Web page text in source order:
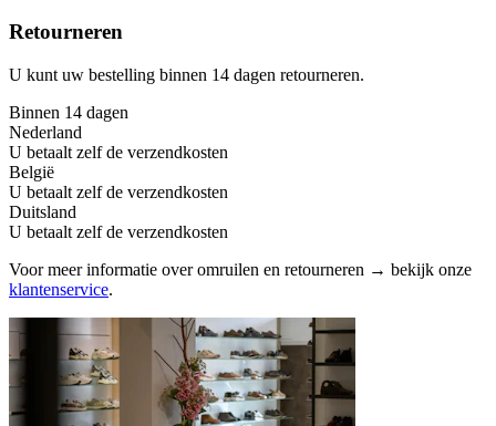
Retourneren
U kunt uw bestelling binnen 14 dagen retourneren.
Binnen 14 dagen
Nederland
U betaalt zelf de verzendkosten
België
U betaalt zelf de verzendkosten
Duitsland
U betaalt zelf de verzendkosten
Voor meer informatie over omruilen en retourneren → bekijk onze
klantenservice.